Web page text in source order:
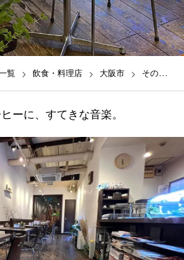
覧 飲食・料理店 大阪市 その他（地域）
ーに、すてきな音楽。